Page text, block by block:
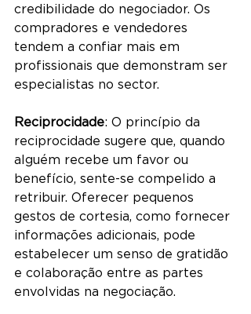
credibilidade do negociador. Os
compradores e vendedores
tendem a confiar mais em
profissionais que demonstram ser
especialistas no sector.
Reciprocidade: O princípio da
reciprocidade sugere que, quando
alguém recebe um favor ou
benefício, sente-se compelido a
retribuir. Oferecer pequenos
gestos de cortesia, como fornecer
informações adicionais, pode
estabelecer um senso de gratidão
e colaboração entre as partes
envolvidas na negociação.